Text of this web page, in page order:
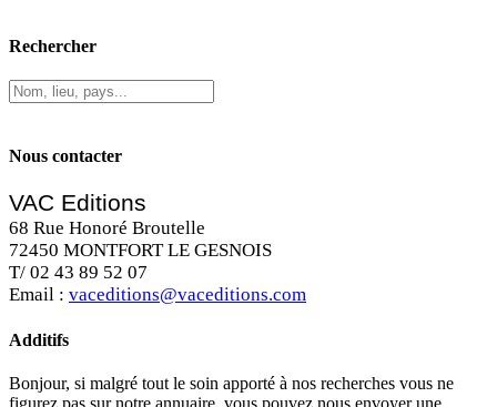
Rechercher
Nous contacter
VAC Editions
68 Rue Honoré Broutelle
72450 MONTFORT LE GESNOIS
T/ 02 43 89 52 07
Email : vaceditions@vaceditions.com
Additifs
Bonjour, si malgré tout le soin apporté à nos recherches vous ne
figurez pas sur notre annuaire, vous pouvez nous envoyer une